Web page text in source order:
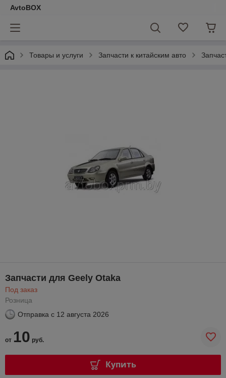
AvtoBOX
Товары и услуги Запчасти к китайским авто
Запчасти для Geely Otaka
Под заказ
Розница
Отправка с 12 августа 2026
от 10 руб.
Купить